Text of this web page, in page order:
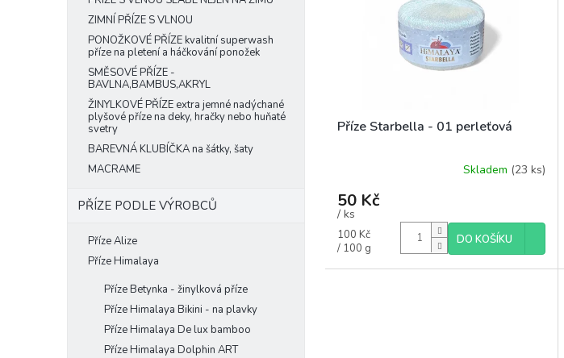
ZIMNÍ PŘÍZE S VLNOU
PONOŽKOVÉ PŘÍZE kvalitní superwash
příze na pletení a háčkování ponožek
SMĚSOVÉ PŘÍZE -
BAVLNA,BAMBUS,AKRYL
ŽINYLKOVÉ PŘÍZE extra jemné nadýchané
plyšové příze na deky, hračky nebo huňaté
svetry
BAREVNÁ KLUBÍČKA na šátky, šaty
MACRAME
PŘÍZE PODLE VÝROBCŮ
Příze Alize
Příze Himalaya
Příze Betynka - žinylková příze
Příze Himalaya Bikini - na plavky
Příze Himalaya De lux bamboo
Příze Himalaya Dolphin ART
kPříze Starbella - 01 perleťová
Skladem (23 ks)
50 Kč
/ ks
Měrná
cena:
100 Kč
/ 100 g
DO KOŠÍKU